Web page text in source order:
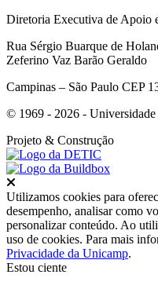
Diretoria Executiva de Apoio
Rua Sérgio Buarque de
Zeferino Vaz Barão Geraldo
Campinas – São Paulo CEP
© 1969 - 2026 - Universidade
Projeto & Construção
Utilizamos cookies para
desempenho, analisar como
personalizar conteúdo. Ao
uso de cookies. Para mais
Privacidade da Unicamp.
Estou ciente